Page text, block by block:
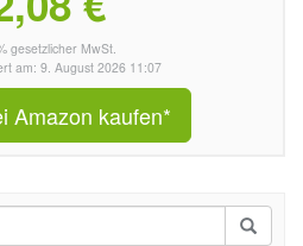
gesetzlicher MwSt.
am: 9. August 2026 11:07
Amazon kaufen*